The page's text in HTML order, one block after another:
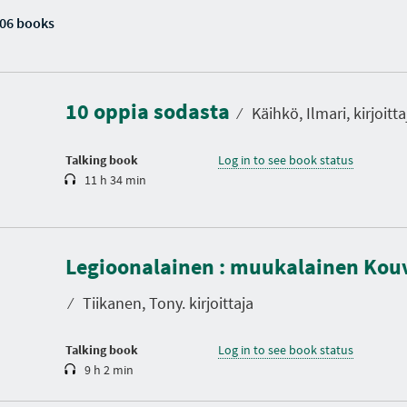
books
10 oppia sodasta ⁄ Käihkö, Ilmari,
Talking book
r
t
i
n
11 h 34 min
Log in to see book status
Legioonalainen : muukalainen
⁄ Tiikanen, Tony. kirjoittaja
Talking book
D
r
a
t
i
n
9 h 2 min
Log in to see book status
D
r